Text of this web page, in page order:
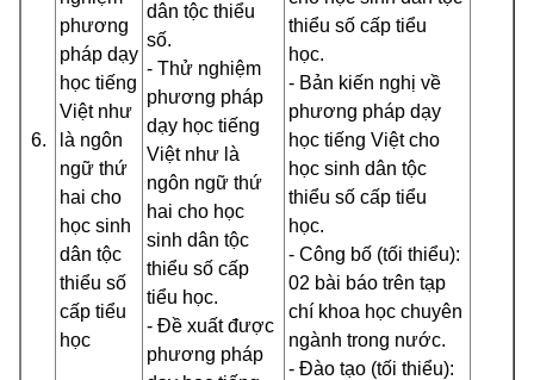
6.
phương
pháp dạy
học tiếng
Việt như
là ngôn
ngữ thứ
hai cho
học sinh
dân tộc
thiểu số
cấp tiểu
học
dân tộc thiểu
số.
- Thử nghiệm
phương pháp
dạy học tiếng
Việt như là
ngôn ngữ thứ
hai cho học
sinh dân tộc
thiểu số cấp
tiểu học.
- Đề xuất được
phương pháp
thiểu số cấp tiểu
học.
- Bản kiến nghị về
phương pháp dạy
học tiếng Việt cho
học sinh dân tộc
thiểu số cấp tiểu
học.
- Công bố (tối thiểu):
02 bài báo trên tạp
chí khoa học chuyên
ngành trong nước.
- Đào tạo (tối thiểu):